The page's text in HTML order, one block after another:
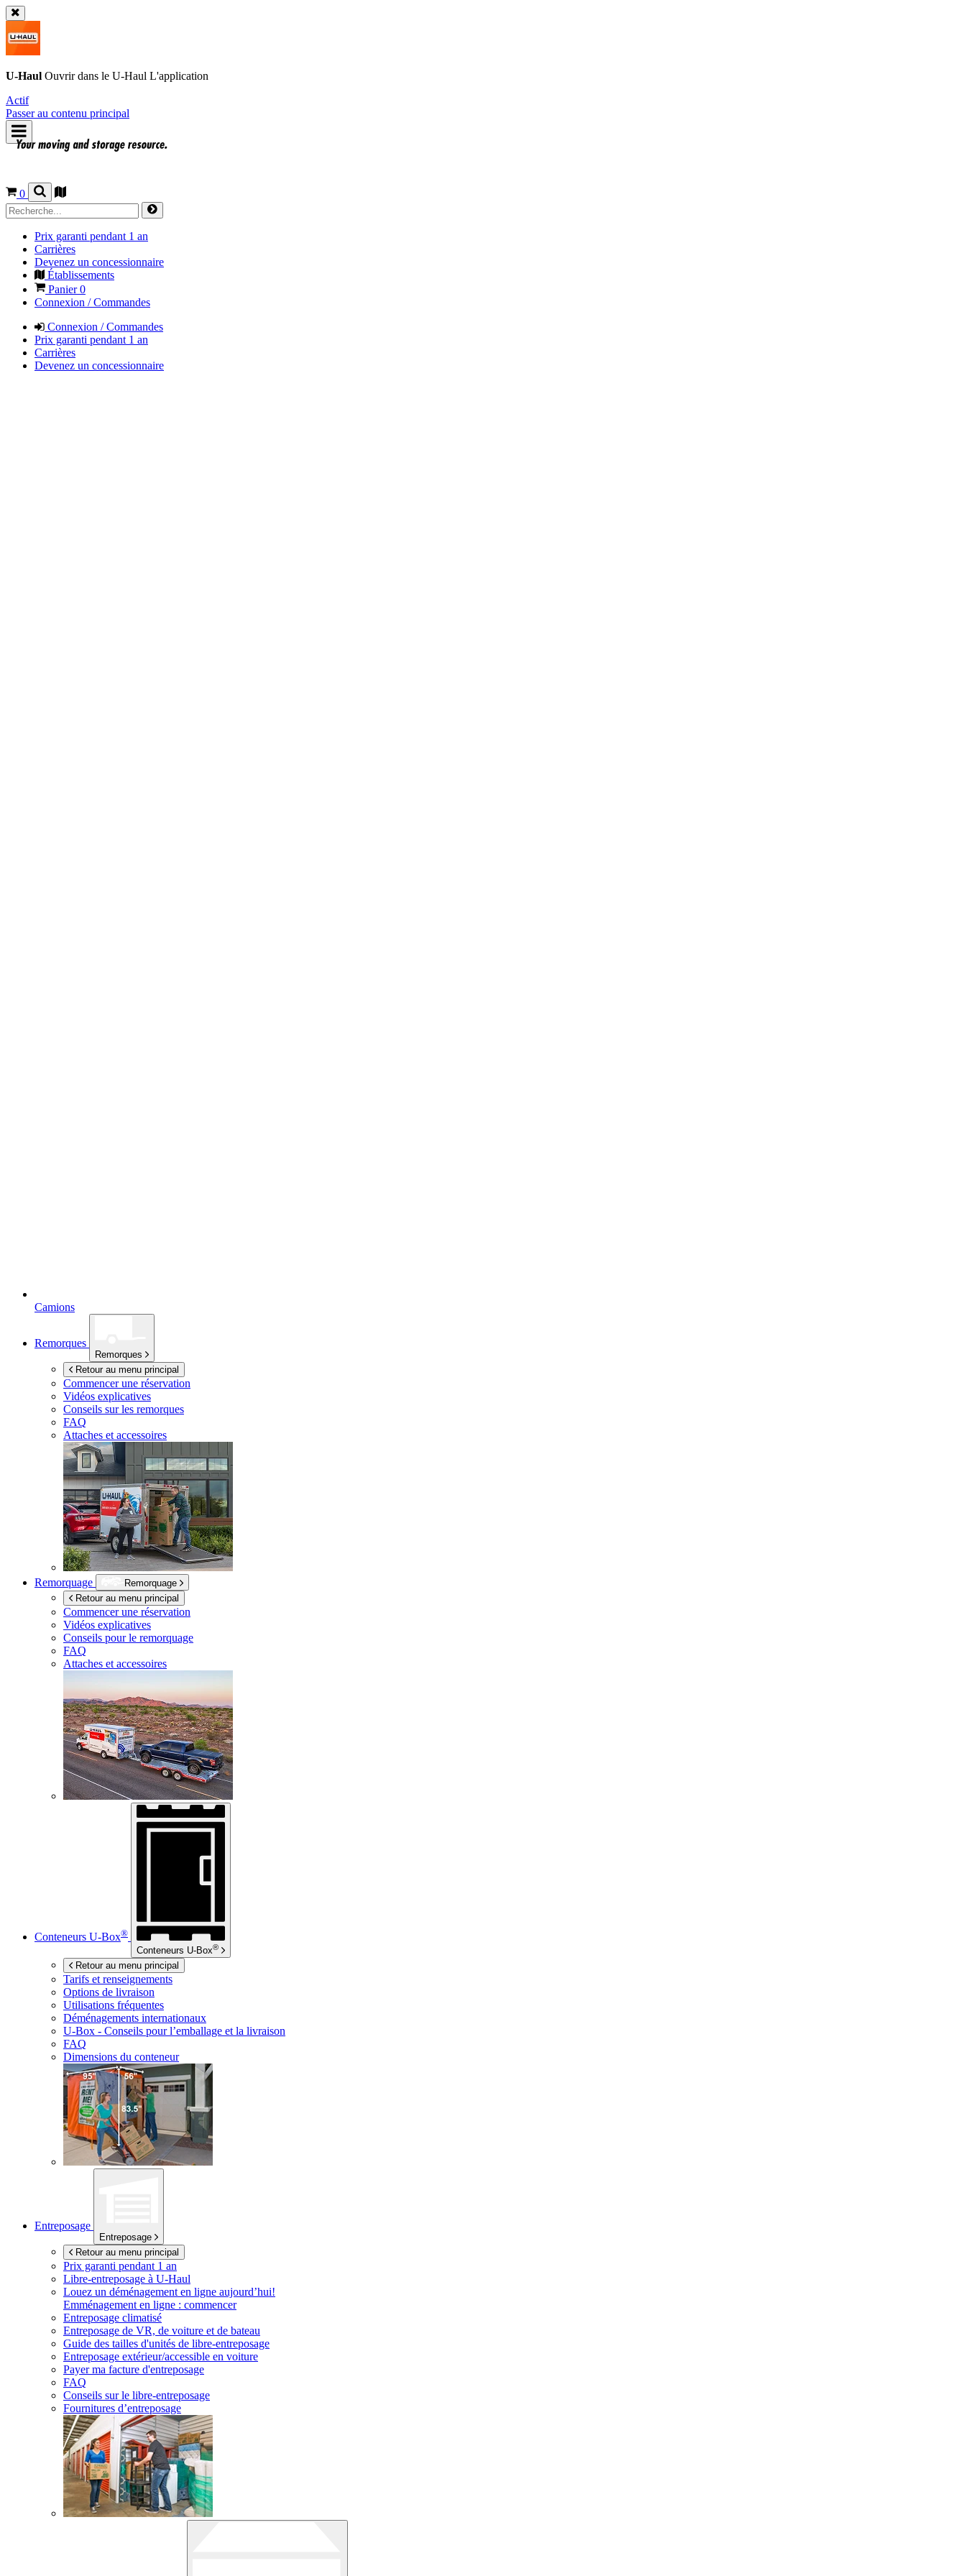
U-Haul Ouvrir dans le U-Haul L'application
Actif
Passer au contenu principal
0
Prix garanti pendant 1 an
Carrières
Devenez un concessionnaire
Établissements
Panier0
Connexion / Commandes
Connexion / Commandes
Prix garanti pendant 1 an
Carrières
Devenez un concessionnaire
Camions
Remorques
Remorques
Retour au menu principal
Commencer une réservation
Vidéos explicatives
Conseils sur les remorques
FAQ
Attaches et accessoires
Remorquage
Remorquage
Retour au menu principal
Commencer une réservation
Vidéos explicatives
Conseils pour le remorquage
FAQ
Attaches et accessoires
Conteneurs U-Box®
Conteneurs U-Box®
Retour au menu principal
Tarifs et renseignements
Options de livraison
Utilisations fréquentes
Déménagements internationaux
U-Box - Conseils pour l’emballage et la livraison
FAQ
Dimensions du conteneur
Entreposage
Entreposage
Retour au menu principal
Prix garanti pendant 1 an
Libre-entreposage à U-Haul
Louez un déménagement en ligne aujourd’hui!
Emménagement en ligne : commencer
Entreposage climatisé
Entreposage de VR, de voiture et de bateau
Guide des tailles d'unités de libre-entreposage
Entreposage extérieur/accessible en voiture
Payer ma facture d'entreposage
FAQ
Conseils sur le libre-entreposage
Fournitures d’entreposage